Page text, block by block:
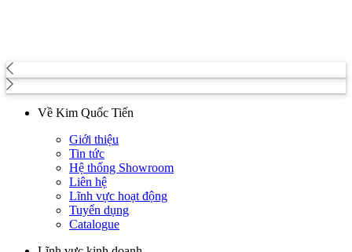
Về Kim Quốc Tiến
Giới thiệu
Tin tức
Hệ thống Showroom
Liên hệ
Lĩnh vực hoạt động
Tuyển dụng
Catalogue